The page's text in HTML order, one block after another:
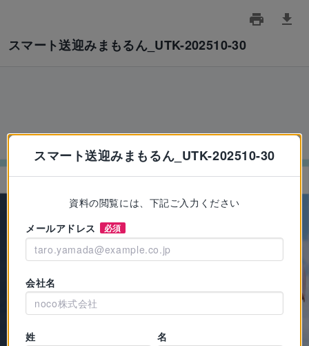
スマート送迎みまもるん_UTK-202510-30
スマート送迎みまもるん_UTK-202510-30
資料の閲覧には、下記ご入力ください
メールアドレス
必須
会社名
姓 名